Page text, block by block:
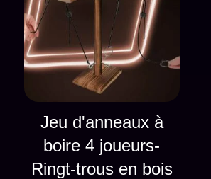
Jeu d'anneaux à
boire 4 joueurs-
Ringt-trous en bois